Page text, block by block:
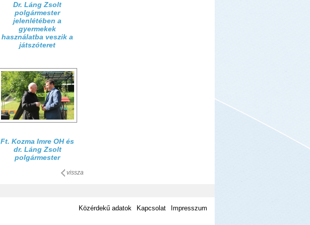
Dr. Láng Zsolt
polgármester
jelenlétében a
gyermekek
használatba veszik a
játszóteret
Ft. Kozma Imre OH és
dr. Láng Zsolt
polgármester
vissza
Közérdekű adatok Kapcsolat Impresszum